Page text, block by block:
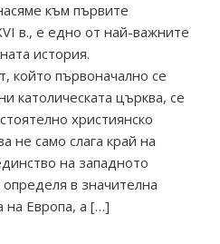
към първите
в., е едно от най-важните
история.
който първоначално се
католическата църква, се
християнско
не само слага край на
на западното
в значителна
на Европа, а […]